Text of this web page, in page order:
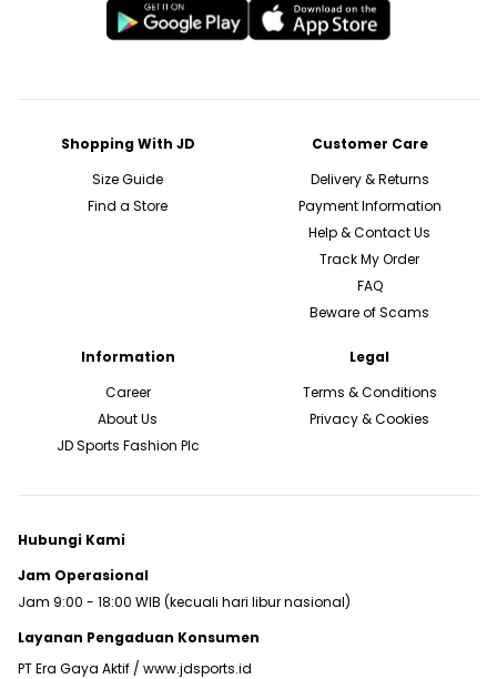
Shopping With JD
Size Guide
Find a Store
Customer Care
Delivery & Returns
Payment Information
Help & Contact Us
Track My Order
FAQ
Beware of Scams
Information
Career
About Us
JD Sports Fashion Plc
Legal
Terms & Conditions
Privacy & Cookies
Hubungi Kami
Jam Operasional
Jam 9:00 - 18:00 WIB (kecuali hari libur nasional)
Layanan Pengaduan Konsumen
PT Era Gaya Aktif / www.jdsports.id